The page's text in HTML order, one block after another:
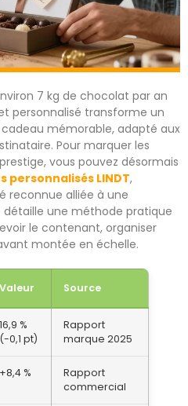
7 kg de chocolat par an
personnalisé transforme un
mémorable, adapté aux
Pour marquer les
vous pouvez désormais
LINDT,
reconnue alliée à une
une méthode pratique
le contenant, organiser
montée en échelle.
Valeur Source
16,9 %
(-0,1 pt)
Rapport
marque 2025
+8,4 %
Rapport
commercial